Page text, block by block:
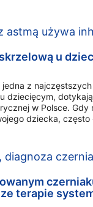
u
z
dziecięcym,
w Polsce. Gdy
dziecka,
terapie